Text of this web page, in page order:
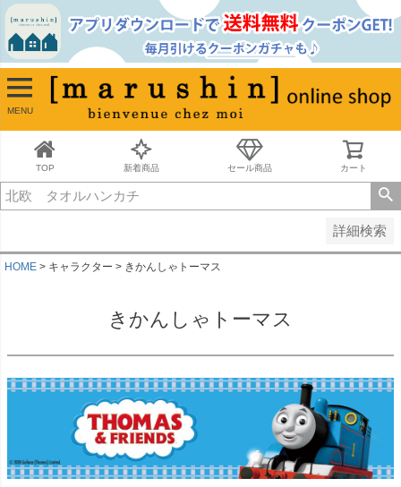
MENU
TOP 新着商品 セール商品 カート
詳細検索
並び順
新着順
古い順
価格が安い順
価格が高い順
キーワードヒット順
HOME キャラクター きかんしゃトーマス
きかんしゃトーマス